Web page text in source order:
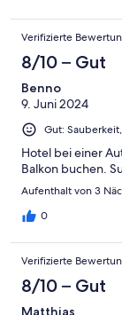
Verifizierte
8/10 – Gut
Benno
9. Juni 2024
Gut:
Hotel bei einer
Balkon buchen.
Aufenthalt von 3
0
Verifizierte
8/10 – Gut
Matthias